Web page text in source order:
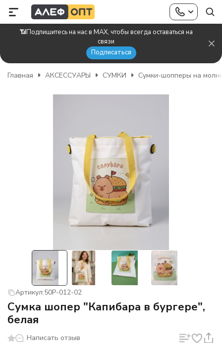
📶Подпишитесь на нас в MAX, чтобы всегда оставаться на
связи
Подписаться
Главная АКСЕССУАРЫ СУМКИ Сумки-шопперы на
Артикул:50P-012-02
Сумка шопер "Капибара в бургере",
белая
Написать отзыв